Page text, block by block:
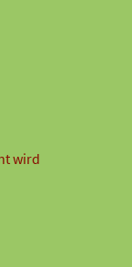
wird